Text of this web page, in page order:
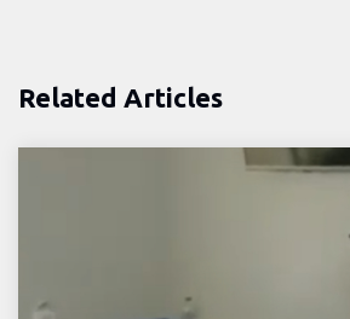
Related Articles